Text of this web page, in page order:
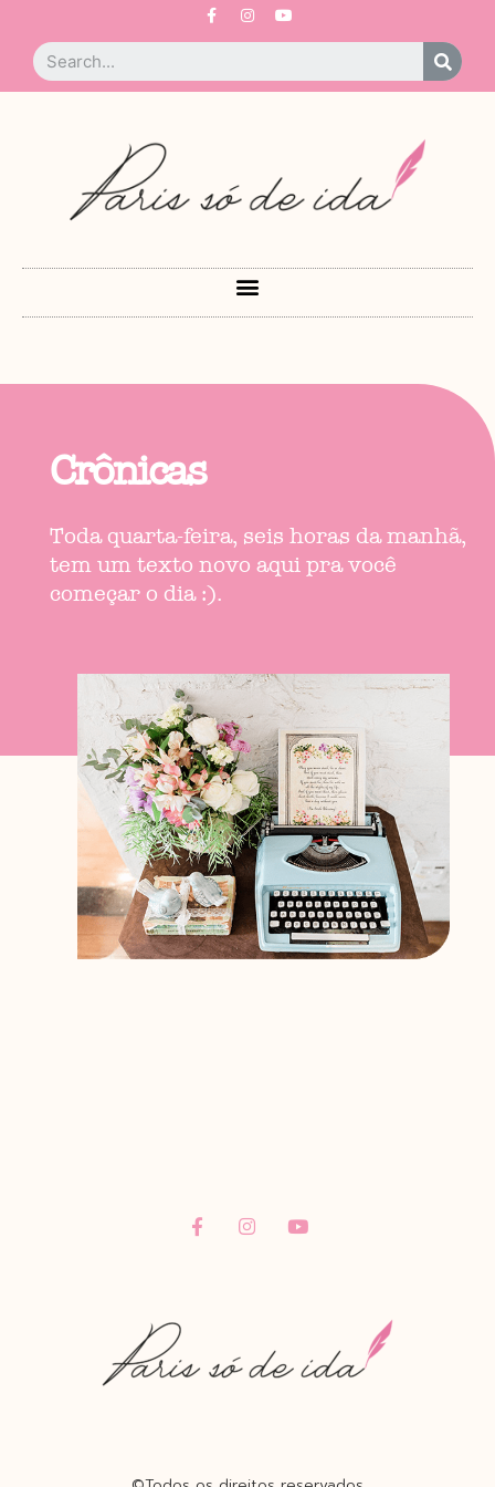
Crônicas
Toda quarta-feira, seis horas da manhã,
tem um texto novo aqui pra você
começar o dia :).